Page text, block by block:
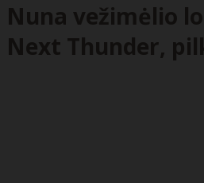
Nuna vežimėlio
Next Thunder,